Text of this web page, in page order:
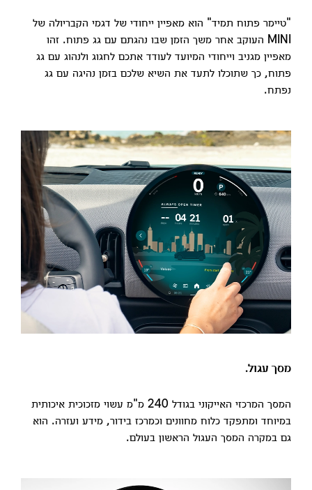
"טיימר פתוח תמיד" הוא מאפיין ייחודי של דגמי הקבריולה של
MINI העוקב אחר משך הזמן שבו נהגתם עם גג פתוח. זהו
מאפיין מגניב וייחודי המיועד לעודד אתכם לחגוג ולנהוג עם גג
פתוח, כך שתוכלו לתעד את השיא שלכם בזמן נהיגה עם גג
נפתח.
מסך עגול.
המסך המרכזי האייקוני בגודל 240 מ"מ עשוי מזכוכית איכותית
במיוחד ומתפקד כלוח מחוונים וכמרכז בידור, מידע ועזרה. הוא
גם במקרה המסך העגול הראשון בעולם.